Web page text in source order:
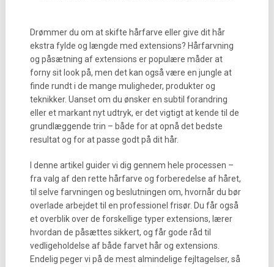
Drømmer du om at skifte hårfarve eller give dit hår
ekstra fylde og længde med extensions? Hårfarvning
og påsætning af extensions er populære måder at
forny sit look på, men det kan også være en jungle at
finde rundt i de mange muligheder, produkter og
teknikker. Uanset om du ønsker en subtil forandring
eller et markant nyt udtryk, er det vigtigt at kende til de
grundlæggende trin – både for at opnå det bedste
resultat og for at passe godt på dit hår.
I denne artikel guider vi dig gennem hele processen –
fra valg af den rette hårfarve og forberedelse af håret,
til selve farvningen og beslutningen om, hvornår du bør
overlade arbejdet til en professionel frisør. Du får også
et overblik over de forskellige typer extensions, lærer
hvordan de påsættes sikkert, og får gode råd til
vedligeholdelse af både farvet hår og extensions.
Endelig peger vi på de mest almindelige fejltagelser, så